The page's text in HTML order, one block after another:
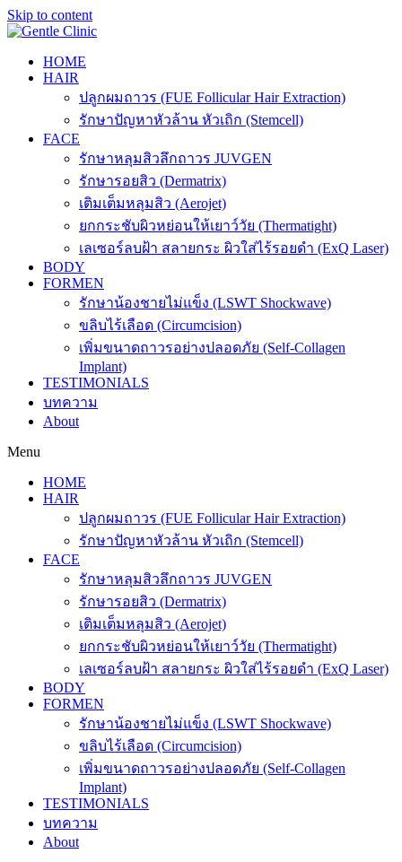
Skip to content
HOME
HAIR
ปลูกผมถาวร (FUE Follicular Hair Extraction)
รักษาปัญหาหัวล้าน หัวเถิก (Stemcell)
FACE
รักษาหลุมสิวลึกถาวร JUVGEN
รักษารอยสิว (Dermatrix)
เติมเต็มหลุมสิว (Aerojet)
ยกกระชับผิวหย่อนให้เยาว์วัย (Thermatight)
เลเซอร์ลบฝ้า สลายกระ ผิวใส่ไร้รอยดำ (ExQ Laser)
BODY
FORMEN
รักษาน้องชายไม่แข็ง (LSWT Shockwave)
ขลิบไร้เลือด (Circumcision)
เพิ่มขนาดถาวรอย่างปลอดภัย (Self-Collagen
Implant)
TESTIMONIALS
บทความ
About
Menu
HOME
HAIR
ปลูกผมถาวร (FUE Follicular Hair Extraction)
รักษาปัญหาหัวล้าน หัวเถิก (Stemcell)
FACE
รักษาหลุมสิวลึกถาวร JUVGEN
รักษารอยสิว (Dermatrix)
เติมเต็มหลุมสิว (Aerojet)
ยกกระชับผิวหย่อนให้เยาว์วัย (Thermatight)
เลเซอร์ลบฝ้า สลายกระ ผิวใส่ไร้รอยดำ (ExQ Laser)
BODY
FORMEN
รักษาน้องชายไม่แข็ง (LSWT Shockwave)
ขลิบไร้เลือด (Circumcision)
เพิ่มขนาดถาวรอย่างปลอดภัย (Self-Collagen
Implant)
TESTIMONIALS
บทความ
About